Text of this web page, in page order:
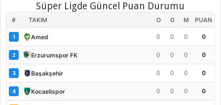
Süper Ligde Güncel Puan Durumu
# TAKIM O G M PUAN
1 Amed 0 0 0 0
2 Erzurumspor FK 0 0 0 0
3 Başakşehir 0 0 0 0
4 Kocaelispor 0 0 0 0